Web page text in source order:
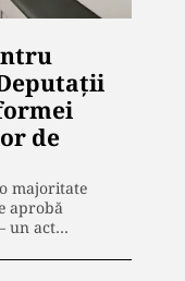
de
majoritate
aprobă
un act…